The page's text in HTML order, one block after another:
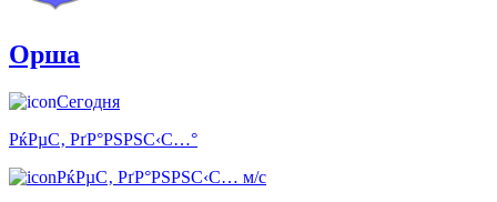
Орша
Сегодня
РќРµС‚ РґР°РЅРЅС‹С…°
РќРµС‚ РґР°РЅРЅС‹С… м/с